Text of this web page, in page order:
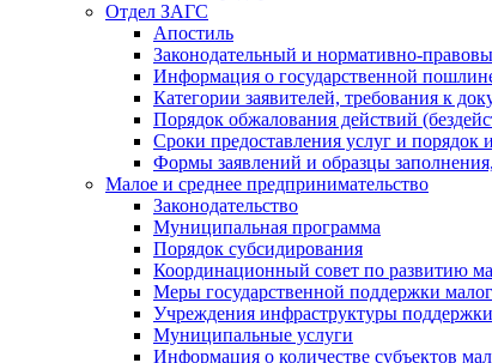
Отдел ЗАГС
Апостиль
Законодательный и нормативно-
Информация о государственной
Категории заявителей, требования к
Порядок обжалования действий
Сроки предоставления услуг и порядок
Формы заявлений и образцы
Малое и среднее предпринимательство
Законодательство
Муниципальная программа
Порядок субсидирования
Координационный совет по развитию
Меры государственной поддержки
Учреждения инфраструктуры
Муниципальные услуги
Информация о количестве субъектов